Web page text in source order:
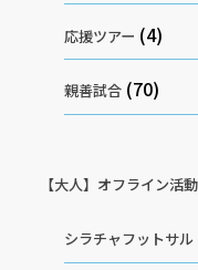
応援ツアー (4)
親善試合 (70)
【大人】オフライン活動
シラチャフットサル